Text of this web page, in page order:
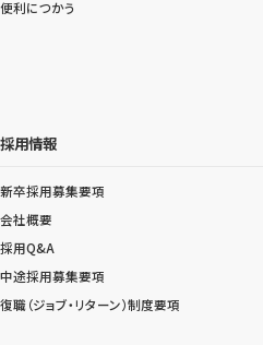
便利につかう
採用情報
新卒採用募集要項
会社概要
採用Q&A
中途採用募集要項
復職（ジョブ・リターン）制度要項